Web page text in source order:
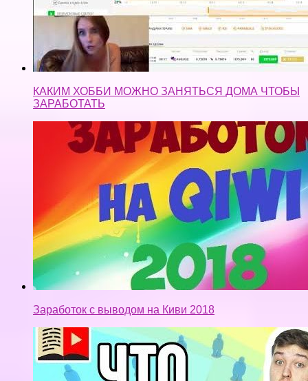
КАКИМ ХОББИ МОЖНО ЗАНЯТЬСЯ ДОМА ЧТОБЫ
ЗАРАБОТАТЬ
Заработок с выводом на Киви 2018